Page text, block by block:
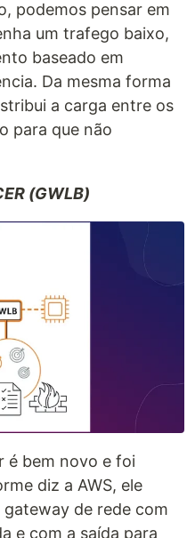
podemos pensar em
um trafego baixo,
baseado em
Da mesma forma
a carga entre os
para que não
(GWLB)
é bem novo e foi
diz a AWS, ele
de rede com
e com a saída para